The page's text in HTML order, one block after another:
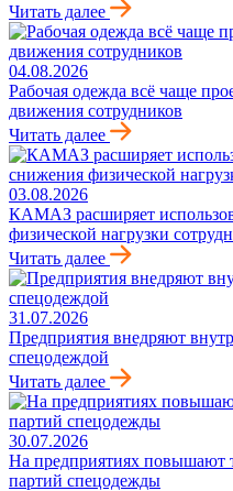
Читать далее
04.08.2026
Рабочая одежда всё чаще
движения сотрудников
Читать далее
03.08.2026
КАМАЗ расширяет
физической нагрузки
Читать далее
31.07.2026
Предприятия внедряют
спецодеждой
Читать далее
30.07.2026
На предприятиях повышают
партий спецодежды